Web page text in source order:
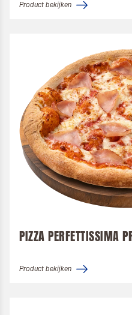
Product bekijken
PIZZA PERFETTISSIMA
Product bekijken